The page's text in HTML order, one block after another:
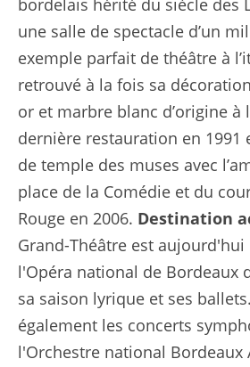
bordelais hérité du siècle des
une salle de spectacle d’un
exemple parfait de théâtre à
retrouvé à la fois sa
or et marbre blanc d’origine à
dernière restauration en 1991
de temple des muses avec
place de la Comédie et du
Rouge en 2006. Destination
Grand-Théâtre est aujourd'hui
l'Opéra national de Bordeaux
sa saison lyrique et ses
également les concerts
l'Orchestre national Bordeaux